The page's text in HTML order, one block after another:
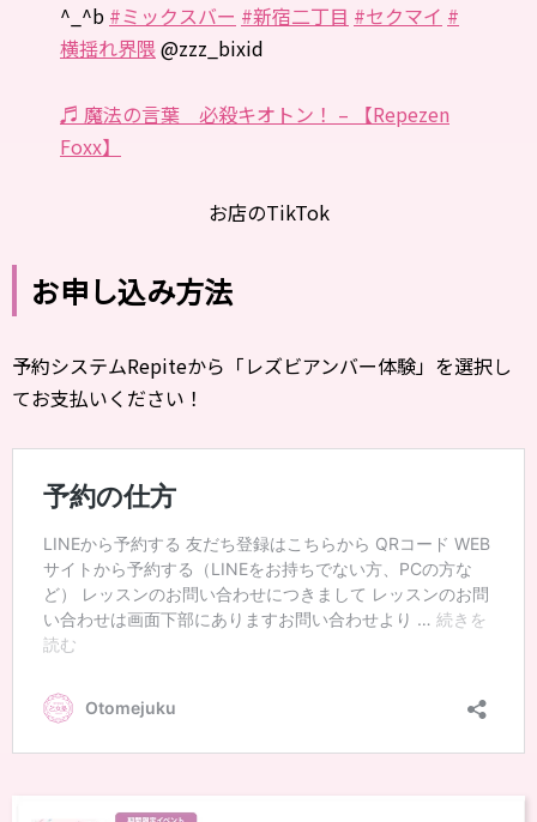
^_^b #ミックスバー #新宿二丁目 #セクマイ #
横揺れ界隈@zzz_bixid
♬ 魔法の言葉 必殺キオトン！ – 【Repezen
Foxx】
お店のTikTok
お申し込み方法
予約システムRepiteから「レズビアンバー体験」を選択し
てお支払いください！